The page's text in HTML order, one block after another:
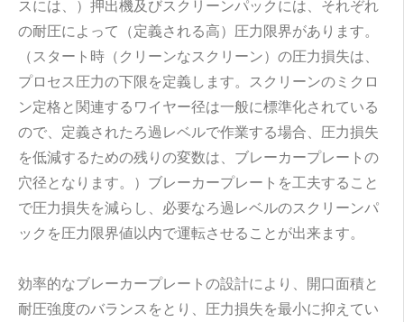
スには、）押出機及びスクリーンパックには、それぞれ
の耐圧によって（定義される高）圧力限界があります。
（スタート時（クリーンなスクリーン）の圧力損失は、
プロセス圧力の下限を定義します。スクリーンのミクロ
ン定格と関連するワイヤー径は一般に標準化されている
ので、定義されたろ過レベルで作業する場合、圧力損失
を低減するための残りの変数は、ブレーカープレートの
穴径となります。）ブレーカープレートを工夫すること
で圧力損失を減らし、必要なろ過レベルのスクリーンパ
ックを圧力限界値以内で運転させることが出来ます。
効率的なブレーカープレートの設計により、開口面積と
耐圧強度のバランスをとり、圧力損失を最小に抑えてい